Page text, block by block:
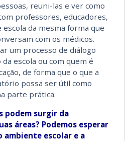
reuni-las e ver como
professores, educadores,
da mesma forma que
com os médicos.
um processo de diálogo
escola ou com quem é
de forma que o que a
possa ser útil como
parte prática.
podem surgir da
áreas? Podemos esperar
ambiente escolar e a